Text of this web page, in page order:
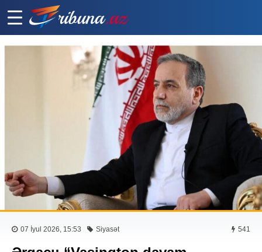
07 İyul 2026, 15:53 Siyasət 541